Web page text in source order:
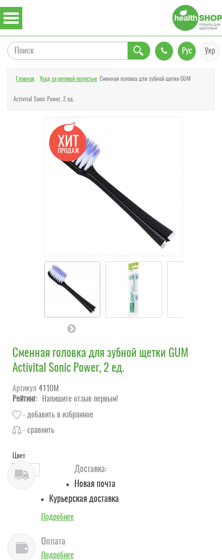
Рус Укр
Главная Уход за ротовой полостью Сменная головка для зубной щетки GUM
Activital Sonic Power, 2 ед.
Сменная головка для зубной щетки GUM
Activital Sonic Power, 2 ед.
Артикул 4110M
Рейтинг:
Напишите отзыв первым!
- добавить в избранное
- сравнить
Цвет
Доставка:
Новая почта
Курьерская доставка
Подробнее
Оплата
Подробнее